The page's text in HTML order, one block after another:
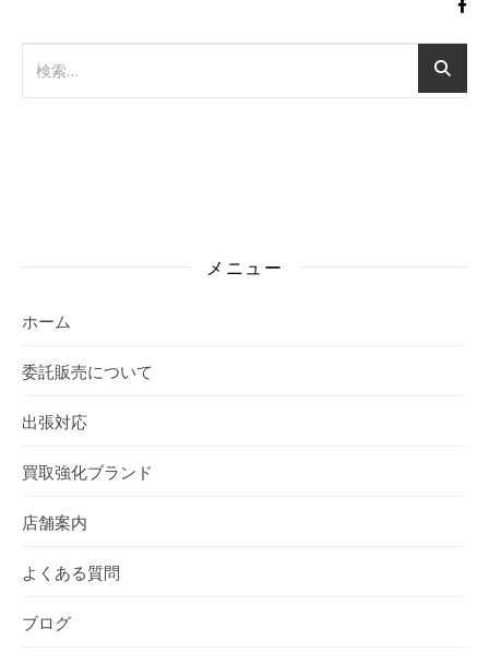
メニュー
ホーム
委託販売について
出張対応
買取強化ブランド
店舗案内
よくある質問
ブログ